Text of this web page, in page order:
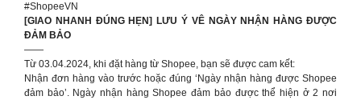
#ShopeeVN
[GIAO NHANH ĐÚNG HẸN] LƯU Ý VÊ NGÀY NHẬN HÀNG ĐƯỢC
ĐẢM BẢO
——
Từ 03.04.2024, khi đặt hàng từ Shopee, bạn sẽ được cam kết:
Nhận đơn hàng vào trước hoặc đúng ‘Ngày nhận hàng được Shopee
đảm bảo’. Ngày nhận hàng Shopee đảm bảo được thể hiện ở 2 nơi